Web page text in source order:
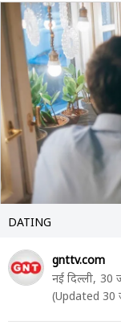
DATING
gnttv.com
नई दिल्ली, 30
(Updated 30